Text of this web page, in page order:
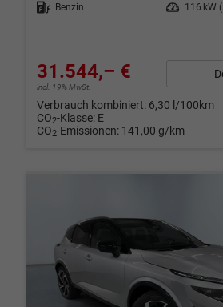
Kraftstoff Benzin Leistung 116 kW
31.544,– €
incl. 19% MwSt.
Verbrauch kombiniert: 6,30 l/100km
CO2-Klasse: E
CO2-Emissionen: 141,00 g/km